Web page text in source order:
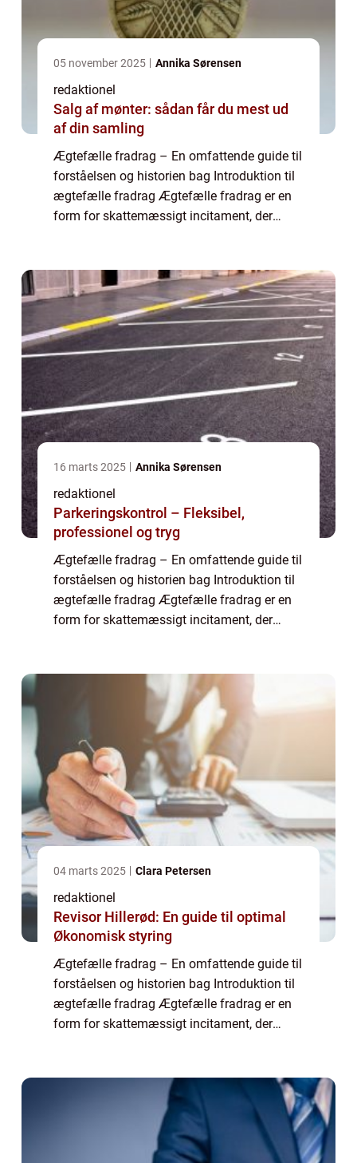
05 november 2025 Annika Sørensen
redaktionel
Salg af mønter: sådan får du mest ud
af din samling
Ægtefælle fradrag – En omfattende guide til
forståelsen og historien bag Introduktion til
ægtefælle fradrag Ægtefælle fradrag er en
form for skattemæssigt incitament, der
16 marts 2025 Annika Sørensen
redaktionel
Parkeringskontrol – Fleksibel,
professionel og tryg
Ægtefælle fradrag – En omfattende guide til
forståelsen og historien bag Introduktion til
ægtefælle fradrag Ægtefælle fradrag er en
form for skattemæssigt incitament, der
04 marts 2025 Clara Petersen
redaktionel
Revisor Hillerød: En guide til optimal
Økonomisk styring
Ægtefælle fradrag – En omfattende guide til
forståelsen og historien bag Introduktion til
ægtefælle fradrag Ægtefælle fradrag er en
form for skattemæssigt incitament, der